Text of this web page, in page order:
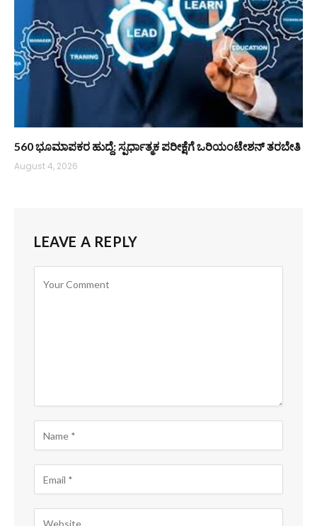
560 ಭೂಮಾಪಕರ ಹುದ್ದೆ: ಸ್ಪರ್ಧಾತ್ಮಕ ಪರೀಕ್ಷೆಗೆ ಒರಿಯಂಟೇಶನ್ ತರಬೇತಿ
August 4, 2026
LEAVE A REPLY